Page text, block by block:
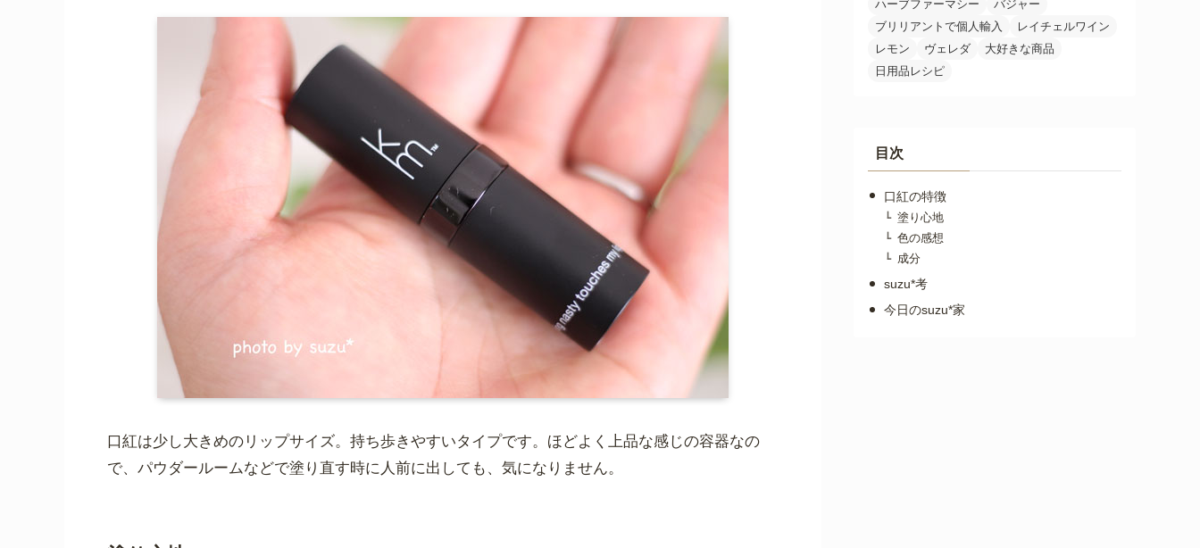
口紅は少し大きめのリップサイズ。持ち歩きやすいタイプです。ほどよく上品な感じの容器なの
で、パウダールームなどで塗り直す時に人前に出しても、気になりません。
ハーブファーマシー
バジャー
ブリリアントで個人輸入
レイチェルワイン
レモン
ヴェレダ
大好きな商品
日用品レシピ
目次
口紅の特徴
塗り心地
色の感想
成分
suzu*考
今日のsuzu*家